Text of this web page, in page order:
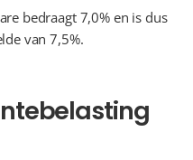
bedraagt 7,0% en is dus
van 7,5%.